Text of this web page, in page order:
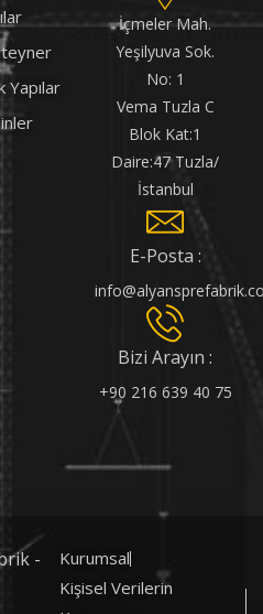
Yapılar
İçmeler Mah.
Yeşilyuva Sok.
No: 1
Vema Tuzla C
Blok Kat:1
Daire:47 Tuzla/
İstanbul
E-Posta :
Bizi Arayın :
+90 216 639 40 75
-
Kurumsal
Kişisel Verilerin